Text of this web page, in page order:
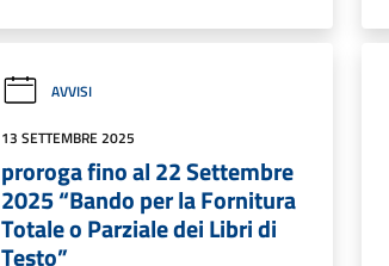
AVVISI
13 SETTEMBRE 2025
proroga fino al 22 Settembre
2025 “Bando per la Fornitura
Totale o Parziale dei Libri di
Testo”